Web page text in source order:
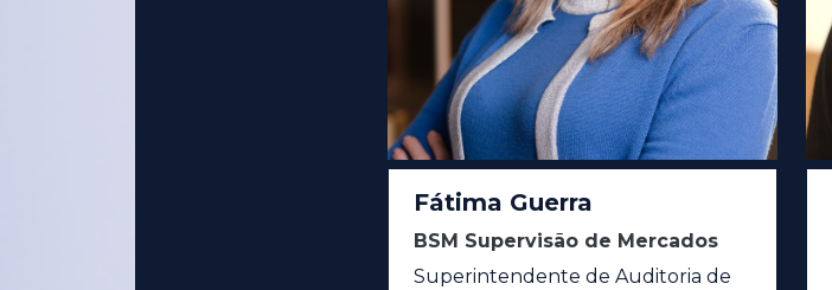
Fátima Guerra
BSM Supervisão de Mercados
Superintendente de Auditoria de